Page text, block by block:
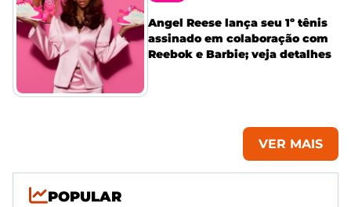
Angel Reese lança seu 1º tênis
assinado em colaboração com
Reebok e Barbie; veja detalhes
VER MAIS
POPULAR